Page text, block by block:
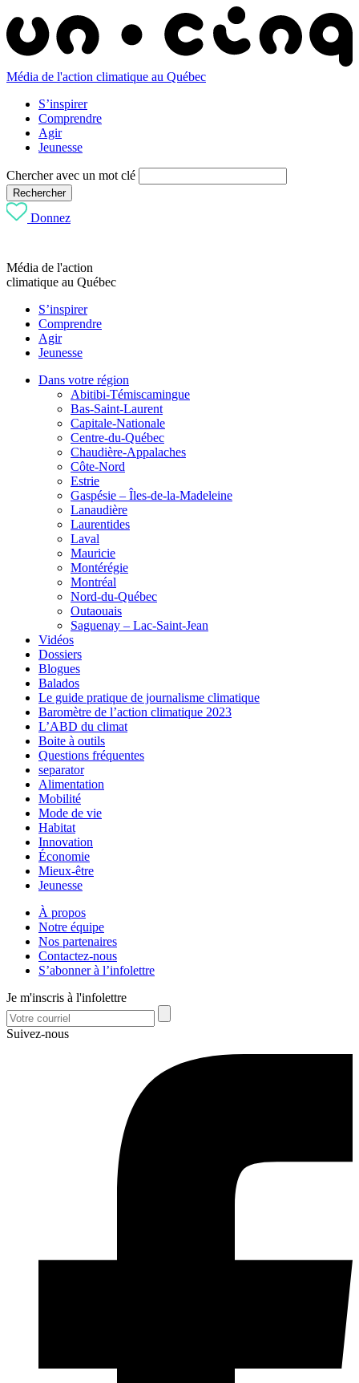
Média de l'action climatique au Québec
S’inspirer
Comprendre
Agir
Jeunesse
Chercher avec un mot clé
Rechercher
Donnez
Média de l'action
climatique au Québec
S’inspirer
Comprendre
Agir
Jeunesse
Dans votre région
Abitibi-Témiscamingue
Bas-Saint-Laurent
Capitale-Nationale
Centre-du-Québec
Chaudière-Appalaches
Côte-Nord
Estrie
Gaspésie – Îles-de-la-Madeleine
Lanaudière
Laurentides
Laval
Mauricie
Montérégie
Montréal
Nord-du-Québec
Outaouais
Saguenay – Lac-Saint-Jean
Vidéos
Dossiers
Blogues
Balados
Le guide pratique de journalisme climatique
Baromètre de l’action climatique 2023
L’ABD du climat
Boite à outils
Questions fréquentes
separator
Alimentation
Mobilité
Mode de vie
Habitat
Innovation
Économie
Mieux-être
Jeunesse
À propos
Notre équipe
Nos partenaires
Contactez-nous
S’abonner à l’infolettre
Je m'inscris à l'infolettre
Suivez-nous